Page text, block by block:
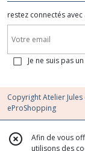
restez connectés avec
Je ne suis pas
Copyright Atelier
eProShopping
Afin de vous
utilisons des